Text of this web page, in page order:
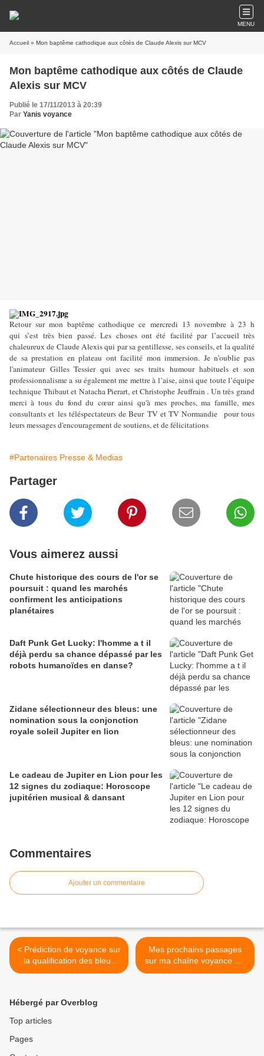
MENU
Accueil » Mon baptême cathodique aux côtés de Claude Alexis sur MCV
Mon baptême cathodique aux côtés de Claude
Alexis sur MCV
Publié le 17/11/2013 à 20:39
Par Yanis voyance
Retour sur mon baptême cathodique ce mercredi 13 novembre à 23 h
qui s’est très bien passé. Les choses ont été facilité par l’accueil très
chaleureux de Claude Alexis qui par sa gentillesse, ses conseils, et la qualité
de sa prestation en plateau ont facilité mon immersion. Je n’oublie pas
l'animateur Gilles Tessier qui avec ses traits humour habituels et son
professionnalisme a su également me mettre à l’aise, ainsi que toute l’équipe
technique Thibaut et Natacha Pierart, et Christophe Jeuffrain . Un très grand
merci à tous du fond du cœur ainsi qu'à mes proches, ma famille, mes
consultants et les téléspectateurs de Beur TV et TV Normandie pour tous
leurs messages d'encouragement de soutiens, et de félicitations
#Partenaires Presse & Medias
Partager
Vous aimerez aussi
Chute historique des cours de l'or se
poursuit : quand les marchés
confirment les anticipations
planétaires
Daft Punk Get Lucky: l'homme a t il
déjà perdu sa chance dépassé par les
robots humanoïdes en danse?
Zidane sélectionneur des bleus: une
nomination sous la conjonction
royale soleil Jupiter en lion
Le cadeau de Jupiter en Lion pour les
12 signes du zodiaque: Horoscope
jupitérien musical & dansant
Commentaires
Ajouter un commentaire
< Prédiction de voyance sur
la qualification des bleus
pour le mondial 2014 au
Mes prochains passages
sur ma chaîne voyance TV
>
Hébergé par Overblog
Top articles
Pages